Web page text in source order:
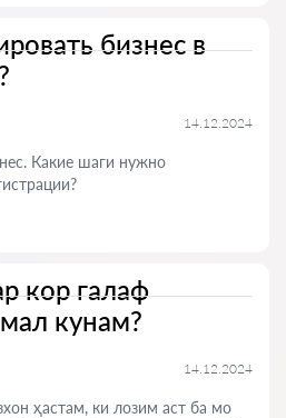
бизнес в
14.12.2024
Какие шаги нужно
кор галаф
кунам?
14.12.2024
ҳастам, ки лозим аст ба мо